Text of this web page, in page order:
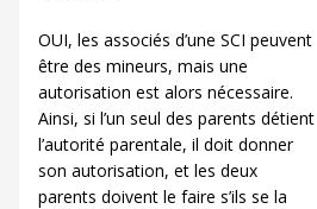
OUI, les associés d’une SCI peuvent
être des mineurs, mais une
autorisation est alors nécessaire.
Ainsi, si l’un seul des parents détient
l’autorité parentale, il doit donner
son autorisation, et les deux
parents doivent le faire s’ils se la